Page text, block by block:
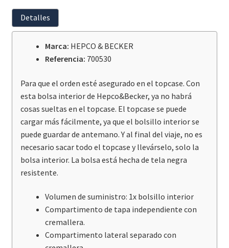
XPLORER/
XCEED
LITROS
cantidad
Detalles
Marca: HEPCO & BECKER
Referencia: 700530
Para que el orden esté asegurado en el topcase. Con
esta bolsa interior de Hepco&Becker, ya no habrá
cosas sueltas en el topcase. El topcase se puede
cargar más fácilmente, ya que el bolsillo interior se
puede guardar de antemano. Y al final del viaje, no es
necesario sacar todo el topcase y llevárselo, solo la
bolsa interior. La bolsa está hecha de tela negra
resistente.
Volumen de suministro: 1x bolsillo interior
Compartimento de tapa independiente con
cremallera.
Compartimento lateral separado con